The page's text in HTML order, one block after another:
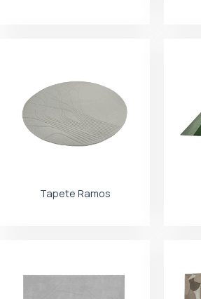
Tapete Ramos